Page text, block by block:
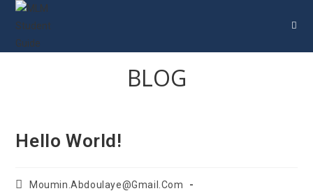
BLOG
Hello World!
Moumin.abdoulaye@gmail.com